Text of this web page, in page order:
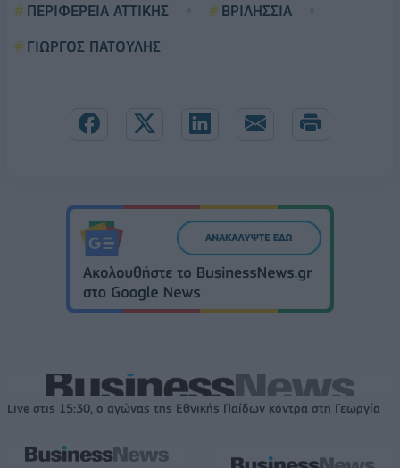
ΠΕΡΙΦΕΡΕΙΑ ΑΤΤΙΚΗΣ
ΒΡΙΛΗΣΣΙΑ
ΓΙΩΡΓΟΣ ΠΑΤΟΥΛΗΣ
Live στις 15:30, ο αγώνας της Εθνικής Παίδων κόντρα στη Γεωργία